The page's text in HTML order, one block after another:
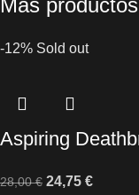
Más
-12% Sold out
Aspiring
28,00€ 24,75 €